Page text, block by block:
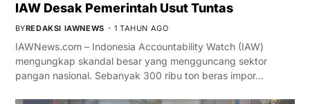
IAW Desak Pemerintah Usut Tuntas
BYREDAKSI IAWNEWS 1 TAHUN AGO
IAWNews.com – Indonesia Accountability Watch (IAW)
mengungkap skandal besar yang mengguncang sektor
pangan nasional. Sebanyak 300 ribu ton beras impor…